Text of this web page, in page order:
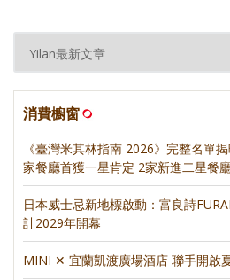
消費櫥窗
《臺灣米其林指南 2026》完整名單
家餐廳首獲一星肯定 2家新進二星餐
日本威士忌新地標啟動：富良詩
計2029年開幕
MINI ✕ 宜蘭凱渡廣場酒店 聯手開啟